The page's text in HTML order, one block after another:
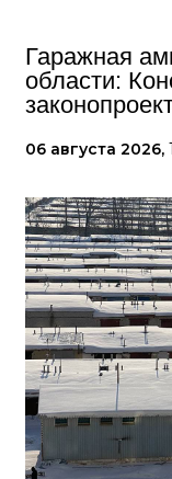
Гаражная
области:
06 августа 2026,